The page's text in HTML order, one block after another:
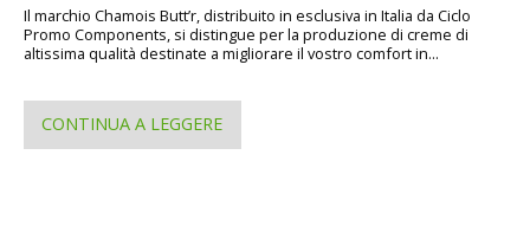
Il marchio Chamois Butt’r, distribuito in esclusiva in Italia da Ciclo
Promo Components, si distingue per la produzione di creme di
altissima qualità destinate a migliorare il vostro comfort in...
CONTINUA A LEGGERE